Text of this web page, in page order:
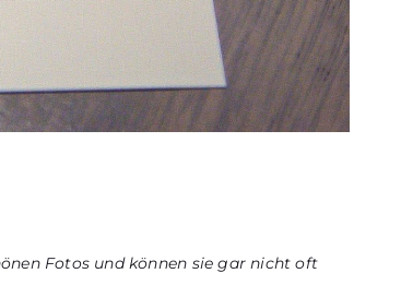
Fotos und können sie gar nicht oft